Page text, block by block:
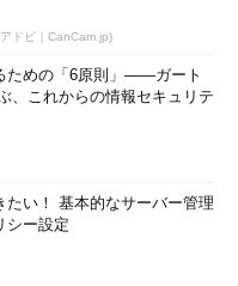
ドビ｜CanCam.jp)
ための「6原則」――ガート
、これからの情報セキュリテ
たい！ 基本的なサーバー管理
シー設定